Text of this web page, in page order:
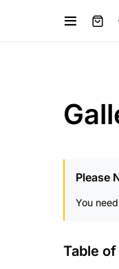
Please
You
Table